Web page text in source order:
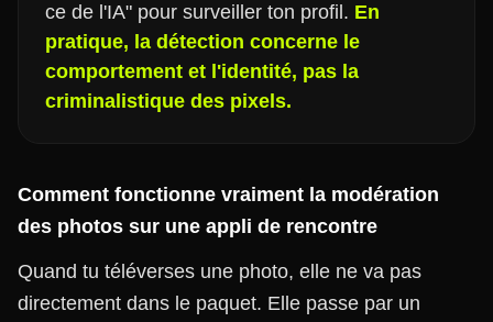
ce de l'IA" pour surveiller ton profil. En
pratique, la détection concerne le
comportement et l'identité, pas la
criminalistique des pixels.
Comment fonctionne vraiment la modération
des photos sur une appli de rencontre
Quand tu téléverses une photo, elle ne va pas
directement dans le paquet. Elle passe par un